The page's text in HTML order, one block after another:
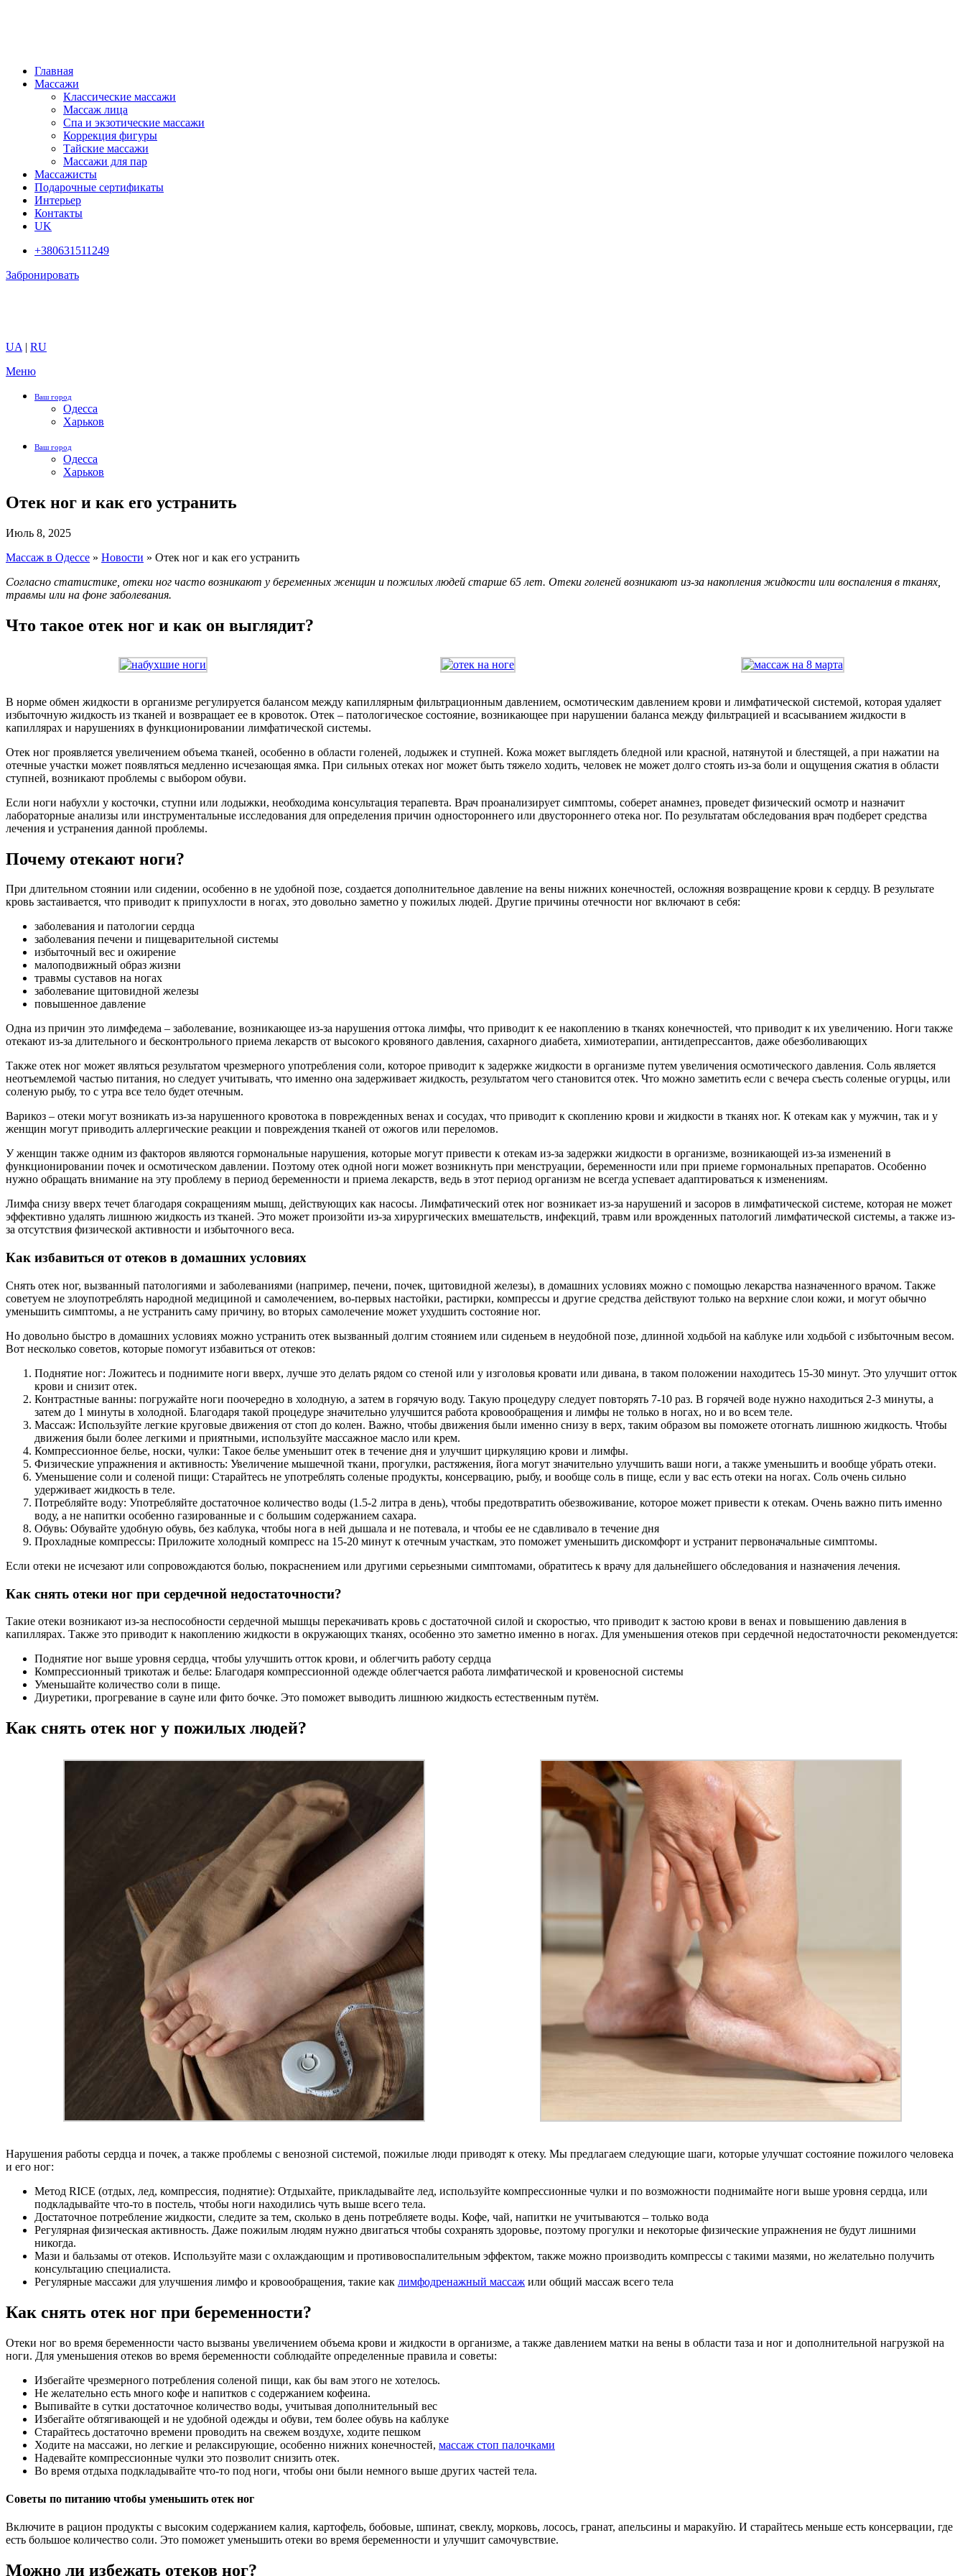
Главная
Массажи
Классические массажи
Массаж лица
Спа и экзотические массажи
Коррекция фигуры
Тайские массажи
Массажи для пар
Массажисты
Подарочные сертификаты
Интерьер
Контакты
UK
+380631511249
Забронировать
UA | RU
Меню
Ваш город
Одесса
Харьков
Ваш город
Одесса
Харьков
Отек ног и как его устранить
Июль 8, 2025
Массаж в Одессе » Новости » Отек ног и как его устранить
Согласно статистике, отеки ног часто возникают у беременных женщин и пожилых людей старше 65 лет. Отеки голеней возникают из-за накопления жидкости или воспаления в тканях,
травмы или на фоне заболевания.
Что такое отек ног и как он выглядит?
В норме обмен жидкости в организме регулируется балансом между капиллярным фильтрационным давлением, осмотическим давлением крови и лимфатической системой, которая удаляет
избыточную жидкость из тканей и возвращает ее в кровоток. Отек – патологическое состояние, возникающее при нарушении баланса между фильтрацией и всасыванием жидкости в
капиллярах и нарушениях в функционировании лимфатической системы.
Отек ног проявляется увеличением объема тканей, особенно в области голеней, лодыжек и ступней. Кожа может выглядеть бледной или красной, натянутой и блестящей, а при нажатии на
отечные участки может появляться медленно исчезающая ямка. При сильных отеках ног может быть тяжело ходить, человек не может долго стоять из-за боли и ощущения сжатия в области
ступней, возникают проблемы с выбором обуви.
Если ноги набухли у косточки, ступни или лодыжки, необходима консультация терапевта. Врач проанализирует симптомы, соберет анамнез, проведет физический осмотр и назначит
лабораторные анализы или инструментальные исследования для определения причин одностороннего или двустороннего отека ног. По результатам обследования врач подберет средства
лечения и устранения данной проблемы.
Почему отекают ноги?
При длительном стоянии или сидении, особенно в не удобной позе, создается дополнительное давление на вены нижних конечностей, осложняя возвращение крови к сердцу. В результате
кровь застаивается, что приводит к припухлости в ногах, это довольно заметно у пожилых людей. Другие причины отечности ног включают в себя:
заболевания и патологии сердца
заболевания печени и пищеварительной системы
избыточный вес и ожирение
малоподвижный образ жизни
травмы суставов на ногах
заболевание щитовидной железы
повышенное давление
Одна из причин это лимфедема – заболевание, возникающее из-за нарушения оттока лимфы, что приводит к ее накоплению в тканях конечностей, что приводит к их увеличению. Ноги также
отекают из-за длительного и бесконтрольного приема лекарств от высокого кровяного давления, сахарного диабета, химиотерапии, антидепрессантов, даже обезболивающих
Также отек ног может являться результатом чрезмерного употребления соли, которое приводит к задержке жидкости в организме путем увеличения осмотического давления. Соль является
неотъемлемой частью питания, но следует учитывать, что именно она задерживает жидкость, результатом чего становится отек. Что можно заметить если с вечера съесть соленые огурцы, или
соленую рыбу, то с утра все тело будет отечным.
Варикоз – отеки могут возникать из-за нарушенного кровотока в поврежденных венах и сосудах, что приводит к скоплению крови и жидкости в тканях ног. К отекам как у мужчин, так и у
женщин могут приводить аллергические реакции и повреждения тканей от ожогов или переломов.
У женщин также одним из факторов являются гормональные нарушения, которые могут привести к отекам из-за задержки жидкости в организме, возникающей из-за изменений в
функционировании почек и осмотическом давлении. Поэтому отек одной ноги может возникнуть при менструации, беременности или при приеме гормональных препаратов. Особенно
нужно обращать внимание на эту проблему в период беременности и приема лекарств, ведь в этот период организм не всегда успевает адаптироваться к изменениям.
Лимфа снизу вверх течет благодаря сокращениям мышц, действующих как насосы. Лимфатический отек ног возникает из-за нарушений и засоров в лимфатической системе, которая не может
эффективно удалять лишнюю жидкость из тканей. Это может произойти из-за хирургических вмешательств, инфекций, травм или врожденных патологий лимфатической системы, а также из-
за отсутствия физической активности и избыточного веса.
Как избавиться от отеков в домашних условиях
Снять отек ног, вызванный патологиями и заболеваниями (например, печени, почек, щитовидной железы), в домашних условиях можно с помощью лекарства назначенного врачом. Также
советуем не злоупотреблять народной медициной и самолечением, во-первых настойки, растирки, компрессы и другие средства действуют только на верхние слои кожи, и могут обычно
уменьшить симптомы, а не устранить саму причину, во вторых самолечение может ухудшить состояние ног.
Но довольно быстро в домашних условиях можно устранить отек вызванный долгим стоянием или сиденьем в неудобной позе, длинной ходьбой на каблуке или ходьбой с избыточным весом.
Вот несколько советов, которые помогут избавиться от отеков:
Поднятие ног: Ложитесь и поднимите ноги вверх, лучше это делать рядом со стеной или у изголовья кровати или дивана, в таком положении находитесь 15-30 минут. Это улучшит отток
крови и снизит отек.
Контрастные ванны: погружайте ноги поочередно в холодную, а затем в горячую воду. Такую процедуру следует повторять 7-10 раз. В горячей воде нужно находиться 2-3 минуты, а
затем до 1 минуты в холодной. Благодаря такой процедуре значительно улучшится работа кровообращения и лимфы не только в ногах, но и во всем теле.
Массаж: Используйте легкие круговые движения от стоп до колен. Важно, чтобы движения были именно снизу в верх, таким образом вы поможете отогнать лишнюю жидкость. Чтобы
движения были более легкими и приятными, используйте массажное масло или крем.
Компрессионное белье, носки, чулки: Такое белье уменьшит отек в течение дня и улучшит циркуляцию крови и лимфы.
Физические упражнения и активность: Увеличение мышечной ткани, прогулки, растяжения, йога могут значительно улучшить ваши ноги, а также уменьшить и вообще убрать отеки.
Уменьшение соли и соленой пищи: Старайтесь не употреблять соленые продукты, консервацию, рыбу, и вообще соль в пище, если у вас есть отеки на ногах. Соль очень сильно
удерживает жидкость в теле.
Потребляйте воду: Употребляйте достаточное количество воды (1.5-2 литра в день), чтобы предотвратить обезвоживание, которое может привести к отекам. Очень важно пить именно
воду, а не напитки особенно газированные и с большим содержанием сахара.
Обувь: Обувайте удобную обувь, без каблука, чтобы нога в ней дышала и не потевала, и чтобы ее не сдавливало в течение дня
Прохладные компрессы: Приложите холодный компресс на 15-20 минут к отечным участкам, это поможет уменьшить дискомфорт и устранит первоначальные симптомы.
Если отеки не исчезают или сопровождаются болью, покраснением или другими серьезными симптомами, обратитесь к врачу для дальнейшего обследования и назначения лечения.
Как снять отеки ног при сердечной недостаточности?
Такие отеки возникают из-за неспособности сердечной мышцы перекачивать кровь с достаточной силой и скоростью, что приводит к застою крови в венах и повышению давления в
капиллярах. Также это приводит к накоплению жидкости в окружающих тканях, особенно это заметно именно в ногах. Для уменьшения отеков при сердечной недостаточности рекомендуется:
Поднятие ног выше уровня сердца, чтобы улучшить отток крови, и облегчить работу сердца
Компрессионный трикотаж и белье: Благодаря компрессионной одежде облегчается работа лимфатической и кровеносной системы
Уменьшайте количество соли в пище.
Диуретики, прогревание в сауне или фито бочке. Это поможет выводить лишнюю жидкость естественным путём.
Как снять отек ног у пожилых людей?
Нарушения работы сердца и почек, а также проблемы с венозной системой, пожилые люди приводят к отеку. Мы предлагаем следующие шаги, которые улучшат состояние пожилого человека
и его ног:
Метод RICE (отдых, лед, компрессия, поднятие): Отдыхайте, прикладывайте лед, используйте компрессионные чулки и по возможности поднимайте ноги выше уровня сердца, или
подкладывайте что-то в постель, чтобы ноги находились чуть выше всего тела.
Достаточное потребление жидкости, следите за тем, сколько в день потребляете воды. Кофе, чай, напитки не учитываются – только вода
Регулярная физическая активность. Даже пожилым людям нужно двигаться чтобы сохранять здоровье, поэтому прогулки и некоторые физические упражнения не будут лишними
никогда.
Мази и бальзамы от отеков. Используйте мази с охлаждающим и противовоспалительным эффектом, также можно производить компрессы с такими мазями, но желательно получить
консультацию специалиста.
Регулярные массажи для улучшения лимфо и кровообращения, такие как лимфодренажный массаж или общий массаж всего тела
Как снять отек ног при беременности?
Отеки ног во время беременности часто вызваны увеличением объема крови и жидкости в организме, а также давлением матки на вены в области таза и ног и дополнительной нагрузкой на
ноги. Для уменьшения отеков во время беременности соблюдайте определенные правила и советы:
Избегайте чрезмерного потребления соленой пищи, как бы вам этого не хотелось.
Не желательно есть много кофе и напитков с содержанием кофеина.
Выпивайте в сутки достаточное количество воды, учитывая дополнительный вес
Избегайте обтягивающей и не удобной одежды и обуви, тем более обувь на каблуке
Старайтесь достаточно времени проводить на свежем воздухе, ходите пешком
Ходите на массажи, но легкие и релаксирующие, особенно нижних конечностей, массаж стоп палочками
Надевайте компрессионные чулки это позволит снизить отек.
Во время отдыха подкладывайте что-то под ноги, чтобы они были немного выше других частей тела.
Советы по питанию чтобы уменьшить отек ног
Включите в рацион продукты с высоким содержанием калия, картофель, бобовые, шпинат, свеклу, морковь, лосось, гранат, апельсины и маракуйю. И старайтесь меньше есть консервации, где
есть большое количество соли. Это поможет уменьшить отеки во время беременности и улучшит самочувствие.
Можно ли избежать отеков ног?